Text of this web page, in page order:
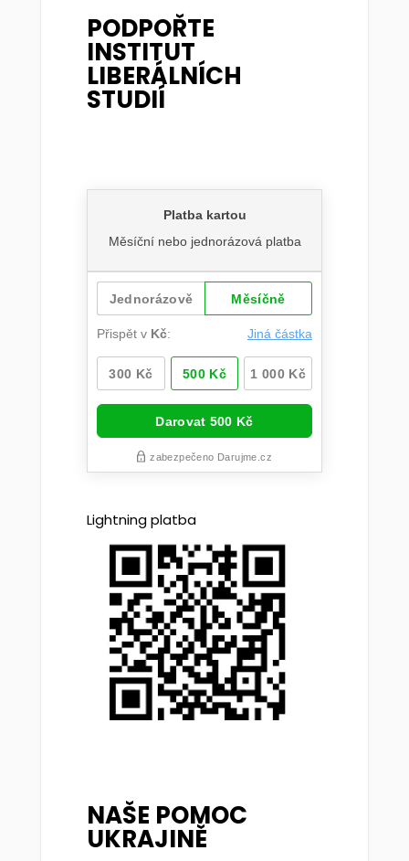
PODPOŘTE
INSTITUT
LIBERÁLNÍCH
STUDIÍ
Lightning platba
NAŠE POMOC
UKRAJINĚ